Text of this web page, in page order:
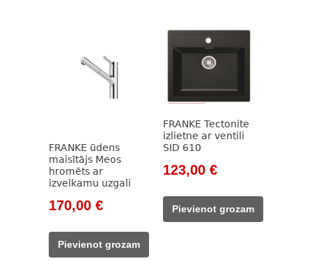
FRANKE ūdens
maisītājs Meos
hromēts ar
izvelkamu uzgali
Original
was:
226,00 €.
170,00 €Current
170,00 €.
Pievienot grozam
FRANKE Tectonite
izlietne ar ventili
SID 610
Original
was:
169,00 €.
123,00 €Current
123,00 €.
Pievienot grozam